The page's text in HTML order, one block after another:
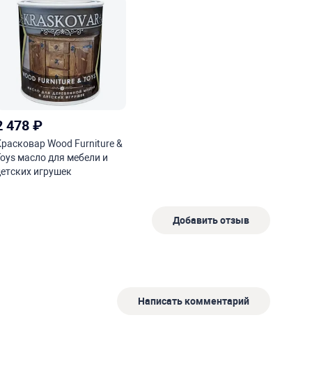
478₽
Wood Furniture &
масло для мебели и
игрушек
Добавить отзыв
Написать комментарий